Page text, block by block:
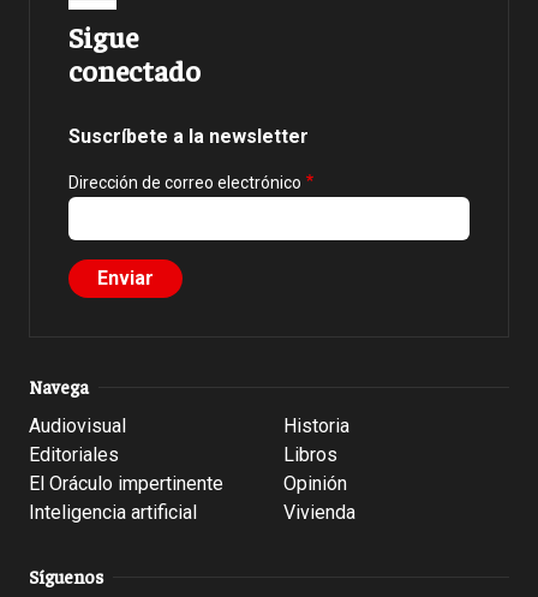
Sigue
conectado
Suscríbete a la newsletter
Dirección de correo electrónico
Navega
Audiovisual
Editoriales
El Oráculo impertinente
Inteligencia artificial
Historia
Libros
Opinión
Vivienda
Síguenos